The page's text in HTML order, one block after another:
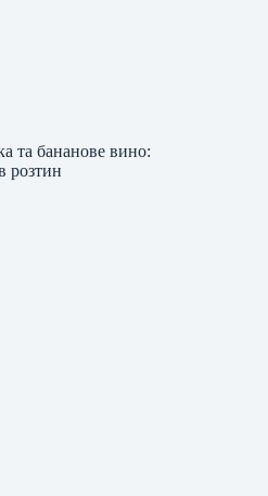
та бананове вино:
розтин